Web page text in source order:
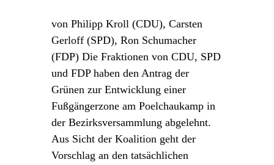
von Philipp Kroll (CDU), Carsten
Gerloff (SPD), Ron Schumacher
(FDP) Die Fraktionen von CDU, SPD
und FDP haben den Antrag der
Grünen zur Entwicklung einer
Fußgängerzone am Poelchaukamp in
der Bezirksversammlung abgelehnt.
Aus Sicht der Koalition geht der
Vorschlag an den tatsächlichen